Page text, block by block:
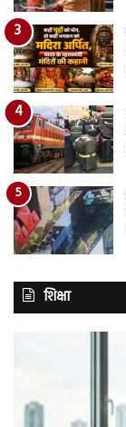
शिक्षा